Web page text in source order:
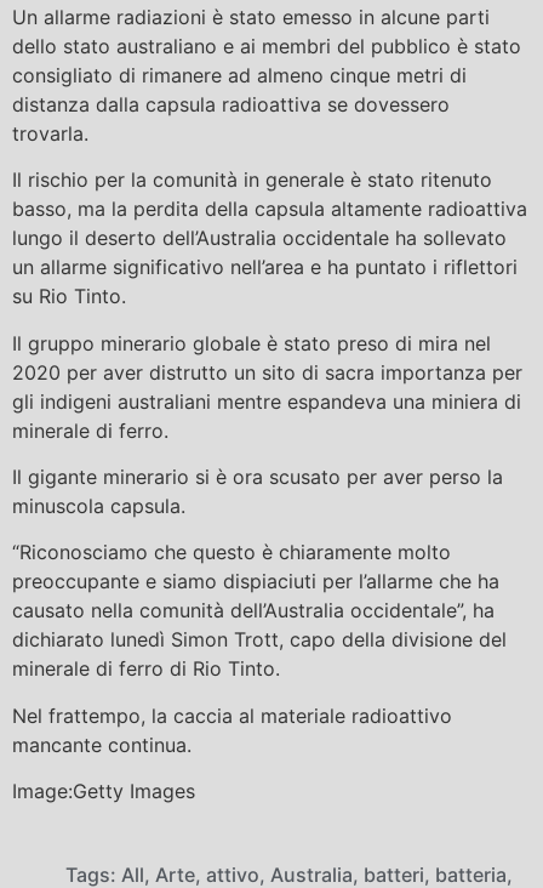
Un allarme radiazioni è stato emesso in alcune parti
dello stato australiano e ai membri del pubblico è stato
consigliato di rimanere ad almeno cinque metri di
distanza dalla capsula radioattiva se dovessero
trovarla.
Il rischio per la comunità in generale è stato ritenuto
basso, ma la perdita della capsula altamente radioattiva
lungo il deserto dell’Australia occidentale ha sollevato
un allarme significativo nell’area e ha puntato i riflettori
su Rio Tinto.
Il gruppo minerario globale è stato preso di mira nel
2020 per aver distrutto un sito di sacra importanza per
gli indigeni australiani mentre espandeva una miniera di
minerale di ferro.
Il gigante minerario si è ora scusato per aver perso la
minuscola capsula.
“Riconosciamo che questo è chiaramente molto
preoccupante e siamo dispiaciuti per l’allarme che ha
causato nella comunità dell’Australia occidentale”, ha
dichiarato lunedì Simon Trott, capo della divisione del
minerale di ferro di Rio Tinto.
Nel frattempo, la caccia al materiale radioattivo
mancante continua.
Image:Getty Images
Tags: All, Arte, attivo, Australia, batteri, batteria,